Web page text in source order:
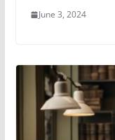
June 3, 2024